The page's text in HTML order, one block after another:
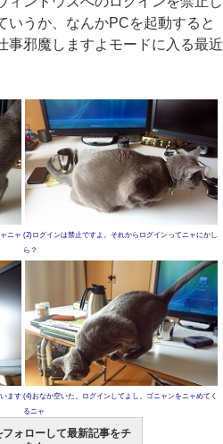
いうか、なんかPCを起動すると
事邪魔しますよモードに入る最近
ニャ (2)ログインは禁止ですよ。それからログインってニャにかし
ら？
ます (4)おなか空いた。ログインしてよし。ゴニャンをニャめてく
るニャ
ォローして最新記事をチ